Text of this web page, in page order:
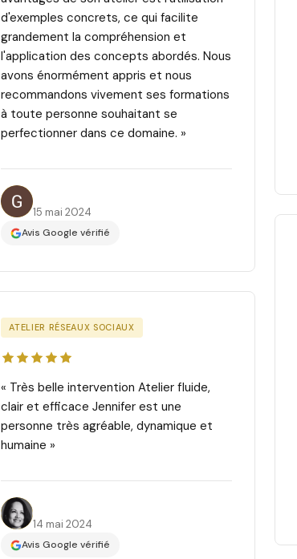
d'exemples concrets, ce qui facilite
grandement la compréhension et
l'application des concepts abordés. Nous
avons énormément appris et nous
recommandons vivement ses formations
à toute personne souhaitant se
perfectionner dans ce domaine. »
15 mai 2024
Avis Google vérifié
ATELIER RÉSEAUX SOCIAUX
« Très belle intervention Atelier fluide,
clair et efficace Jennifer est une
personne très agréable, dynamique et
humaine »
14 mai 2024
Avis Google vérifié